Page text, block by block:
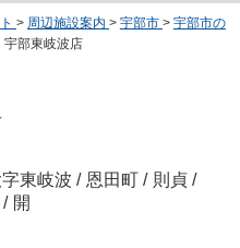
> 周辺施設案内 > 宇部市 > 宇部市の
宇部東岐波店
東岐波 / 恩田町 / 則貞 /
/ 開